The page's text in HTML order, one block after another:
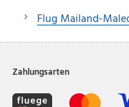
Flug Mailand-